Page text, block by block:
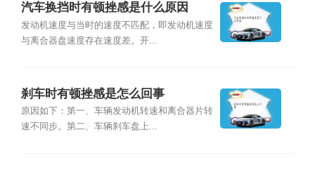
汽车换挡时有顿挫感是什么原因
发动机速度与当时的速度不匹配，即发动机速度
与离合器盘速度存在速度差。开...
刹车时有顿挫感是怎么回事
原因如下：第一、车辆发动机转速和离合器片转
速不同步。第二、车辆刹车盘上...